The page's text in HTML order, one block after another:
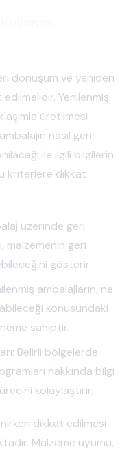
dönüşüm ve yeniden
Yenilenmiş
üretilmesi
nasıl geri
ile ilgili bilgilerin
kriterlere dikkat
üzerinde geri
malzemenin geri
gösterir.
ambalajların, ne
konusundaki
sahiptir.
Belirli bölgelerde
hakkında bilgi
kolaylaştırır.
dikkat edilmesi
Malzeme uyumu,